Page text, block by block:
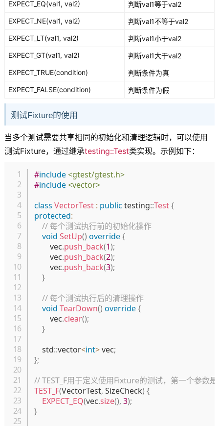
EXPECT_EQ(val1, val2)
判断val1等于val2
EXPECT_NE(val1, val2)
判断val1不等于val2
EXPECT_LT(val1, val2)
判断val1小于val2
EXPECT_GT(val1, val2)
判断val1大于val2
EXPECT_TRUE(condition)
判断条件为真
EXPECT_FALSE(condition)
判断条件为假
测试Fixture的使用
当多个测试需要共享相同的初始化和清理逻辑时，可以使用
测试Fixture，通过继承testing::Test类实现。示例如下：
#include<gtest/gtest.h>
#include<vector>
class VectorTest : public testing::Test{
protected:
// 每个测试执行前的初始化操作
void SetUp() override{
        vec
.push_back(1);
        vec
.push_back(2);
        vec
.push_back(3);
}
// 每个测试执行后的清理操作
void TearDown() override{
        vec
.clear();
}
    std
::vector<int> vec;
};
// TEST_F用于定义使用Fixture的测试，第一个参数
TEST_F(VectorTest, SizeCheck) {
EXPECT_EQ(vec.size(), 3);
}